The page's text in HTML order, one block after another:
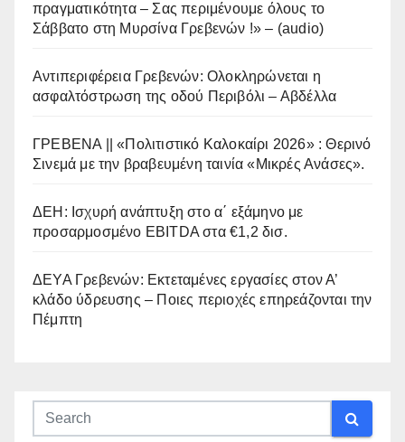
πραγματικότητα – Σας περιμένουμε όλους το
Σάββατο στη Μυρσίνα Γρεβενών !» – (audio)
Αντιπεριφέρεια Γρεβενών: Ολοκληρώνεται η
ασφαλτόστρωση της οδού Περιβόλι – Αβδέλλα
ΓΡΕΒΕΝΑ || «Πολιτιστικό Καλοκαίρι 2026» : Θερινό
Σινεμά με την βραβευμένη ταινία «Μικρές Ανάσες».
ΔΕΗ: Ισχυρή ανάπτυξη στο α΄ εξάμηνο με
προσαρμοσμένο EBITDA στα €1,2 δισ.
ΔΕΥΑ Γρεβενών: Εκτεταμένες εργασίες στον Α’
κλάδο ύδρευσης – Ποιες περιοχές επηρεάζονται την
Πέμπτη